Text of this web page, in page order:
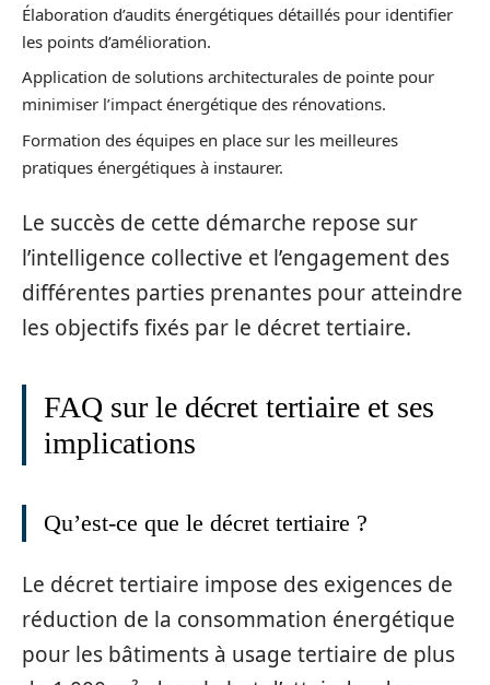
Élaboration d’audits énergétiques détaillés pour identifier
les points d’amélioration.
Application de solutions architecturales de pointe pour
minimiser l’impact énergétique des rénovations.
Formation des équipes en place sur les meilleures
pratiques énergétiques à instaurer.
Le succès de cette démarche repose sur
l’intelligence collective et l’engagement des
différentes parties prenantes pour atteindre
les objectifs fixés par le décret tertiaire.
FAQ sur le décret tertiaire et ses
implications
Qu’est-ce que le décret tertiaire ?
Le décret tertiaire impose des exigences de
réduction de la consommation énergétique
pour les bâtiments à usage tertiaire de plus